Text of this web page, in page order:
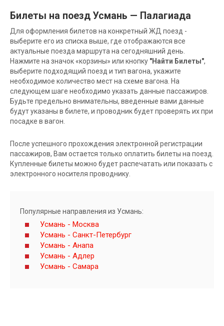
Билеты на поезд Усмань — Палагиада
Для оформления билетов на конкретный ЖД поезд -
выберите его из списка выше, где отображаются все
актуальные поезда маршрута на сегодняшний день.
Нажмите на значок «корзины» или кнопку "Найти Билеты",
выберите подходящий поезд и тип вагона, укажите
необходимое количество мест на схеме вагона. На
следующем шаге необходимо указать данные пассажиров.
Будьте предельно внимательны, введенные вами данные
будут указаны в билете, и проводник будет проверять их при
посадке в вагон.
После успешного прохождения электронной регистрации
пассажиров, Вам остается только оплатить билеты на поезд.
Купленные билеты можно будет распечатать или показать с
электронного носителя проводнику.
Популярные направления из Усмань:
Усмань - Москва
Усмань - Санкт-Петербург
Усмань - Анапа
Усмань - Адлер
Усмань - Самара